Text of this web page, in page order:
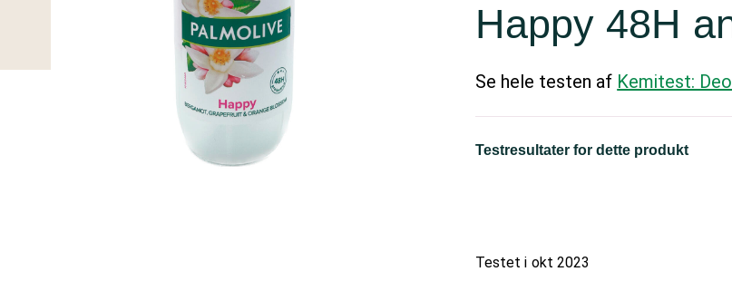
Happy 48H
Se hele testen af Kemitest:
Testresultater for dette produkt
Testet i okt 2023